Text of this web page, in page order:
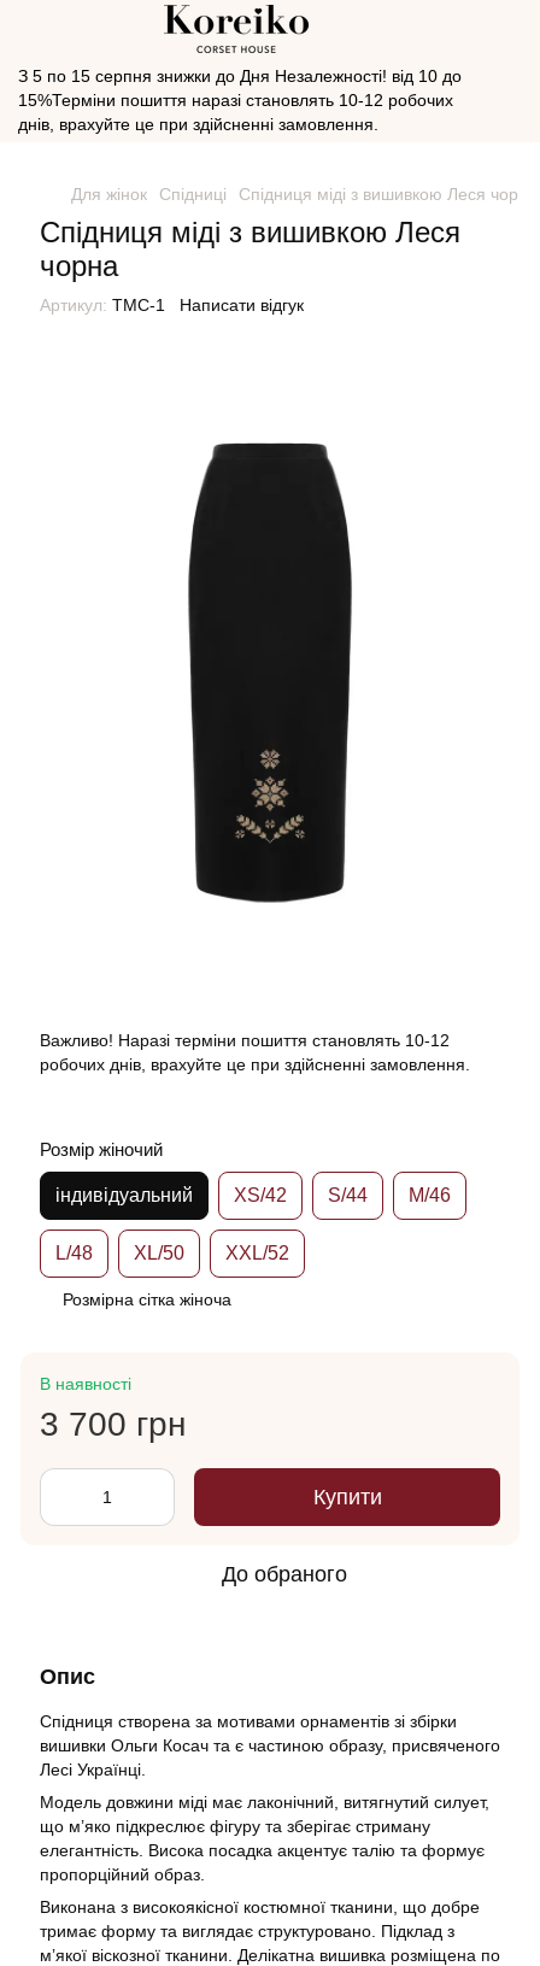
З 5 по 15 серпня знижки до Дня Незалежності! від 10 до
15%Терміни пошиття наразі становлять 10-12 робочих
днів, врахуйте це при здійсненні замовлення.
Для жінок Спідниці Спідниця міді з вишивкою Леся чорна
Спідниця міді з вишивкою Леся
чорна
Артикул: ТМС-1 Написати відгук
Важливо! Наразі терміни пошиття становлять 10-12
робочих днів, врахуйте це при здійсненні замовлення.
Розмір жіночий
індивідуальний XS/42 S/44 M/46
L/48 XL/50 XXL/52
Розмірна сітка жіноча
В наявності
3 700 грн
Купити
До обраного
Опис
Спідниця створена за мотивами орнаментів зі збірки
вишивки Ольги Косач та є частиною образу, присвяченого
Лесі Українці.
Модель довжини міді має лаконічний, витягнутий силует,
що м’яко підкреслює фігуру та зберігає стриману
елегантність. Висока посадка акцентує талію та формує
пропорційний образ.
Виконана з високоякісної костюмної тканини, що добре
тримає форму та виглядає структуровано. Підклад з
мʼякої віскозної тканини. Делікатна вишивка розміщена по